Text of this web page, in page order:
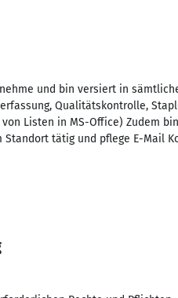
und bin versiert in
Qualitätskontrolle,
Listen in MS-Office) Zudem
tätig und pflege E-Mail